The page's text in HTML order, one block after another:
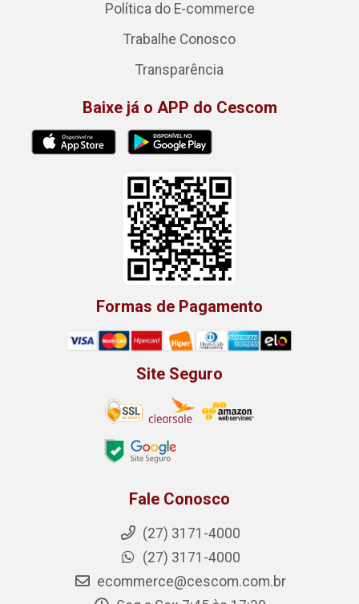
Política do E-commerce
Trabalhe Conosco
Transparência
Baixe já o APP do Cescom
Formas de Pagamento
Site Seguro
Fale Conosco
(27) 3171-4000
(27) 3171-4000
ecommerce@cescom.com.br